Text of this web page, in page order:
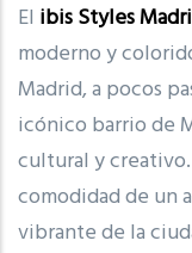
El ibis Styles
moderno y
Madrid, a pocos
icónico barrio de
cultural y
comodidad de un
vibrante de la